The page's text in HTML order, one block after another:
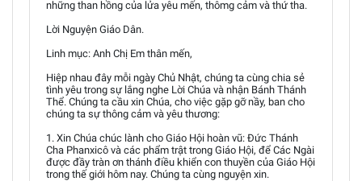
những than hồng của lửa yêu mến, thômg cảm và thứ tha.
Lời Nguyện Giáo Dân.
Linh mục: Anh Chị Em thân mến,
Hiệp nhau đây mỗi ngày Chủ Nhật, chúng ta cùng chia sẻ
tình yêu trong sự lắng nghe Lời Chúa và nhận Bánh Thánh
Thể. Chúng ta cầu xin Chúa, cho việc gặp gỡ nầy, ban cho
chúng ta sự thông cảm và yêu thương:
1. Xin Chúa chúc lành cho Giáo Hội hoàn vũ: Đức Thánh
Cha Phanxicô và các phẩm trật trong Giáo Hội, để Các Ngài
được đầy tràn ơn thánh điều khiển con thuyền của Giáo Hội
trong thế giới hôm nay. Chúng ta cùng nguyện xin.